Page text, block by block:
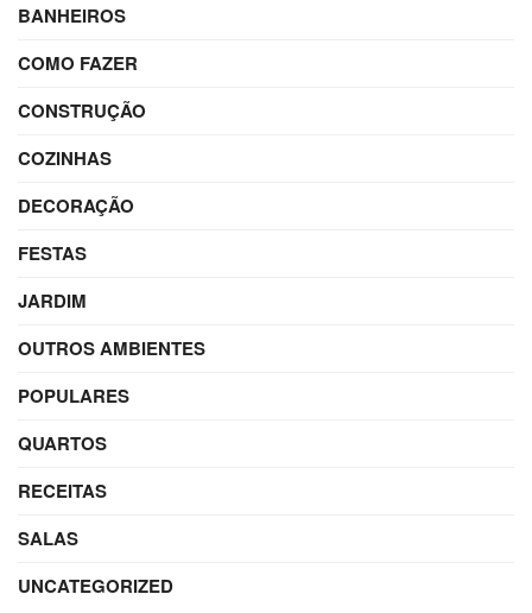
BANHEIROS
COMO FAZER
CONSTRUÇÃO
COZINHAS
DECORAÇÃO
FESTAS
JARDIM
OUTROS AMBIENTES
POPULARES
QUARTOS
RECEITAS
SALAS
UNCATEGORIZED